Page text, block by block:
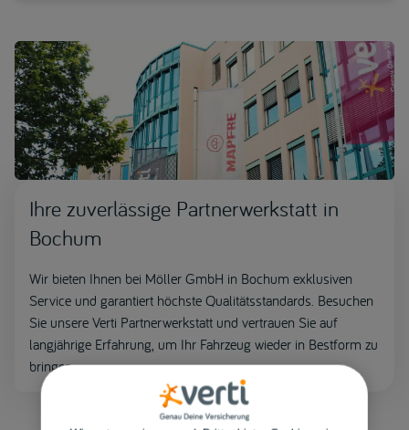
Ihre zuverlässige Partnerwerkstatt in
Bochum
Wir bieten Ihnen bei Möller GmbH in Bochum exklusiven
Service und garantiert höchste Qualitätsstandards. Besuchen
Sie unsere Verti Partnerwerkstatt und vertrauen Sie auf
langjährige Erfahrung, um Ihr Fahrzeug wieder in Bestform zu
bringen.